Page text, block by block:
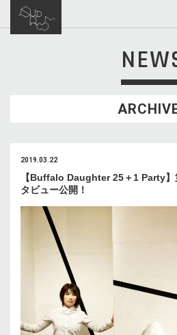
2019.03.22
【Buffalo Daughter 25＋1 Party
タビュー公開！